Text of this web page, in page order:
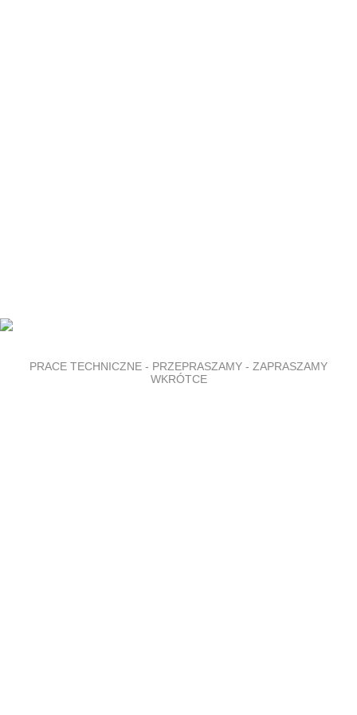
PRACE TECHNICZNE - PRZEPRASZAMY - ZAPRASZAMY
WKRÓTCE